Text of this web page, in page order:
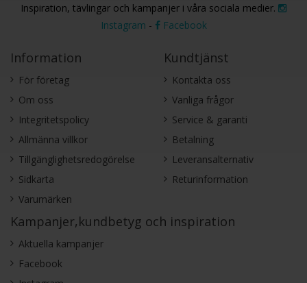
Inspiration, tävlingar och kampanjer i våra sociala medier.
Instagram - Facebook
Information
För företag
Om oss
Integritetspolicy
Allmänna villkor
Tillgänglighetsredogörelse
Sidkarta
Varumärken
Kundtjänst
Kontakta oss
Vanliga frågor
Service & garanti
Betalning
Leveransalternativ
Returinformation
Kampanjer,kundbetyg och inspiration
Aktuella kampanjer
Facebook